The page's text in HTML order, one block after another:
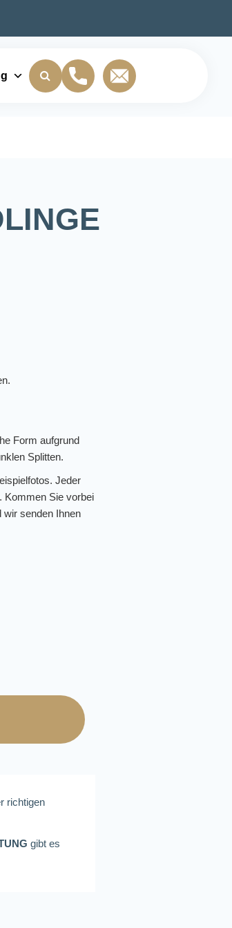
Form aufgrund
Splitten.
Jeder
Kommen Sie vorbei
wir senden Ihnen
richtigen
gibt es